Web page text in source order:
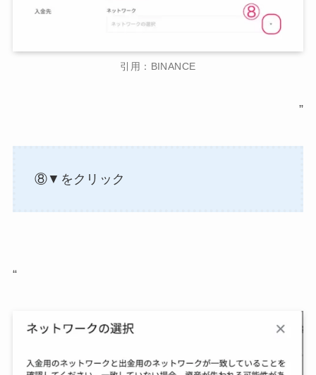
引用：BINANCE
”
⑧▼をクリック
“